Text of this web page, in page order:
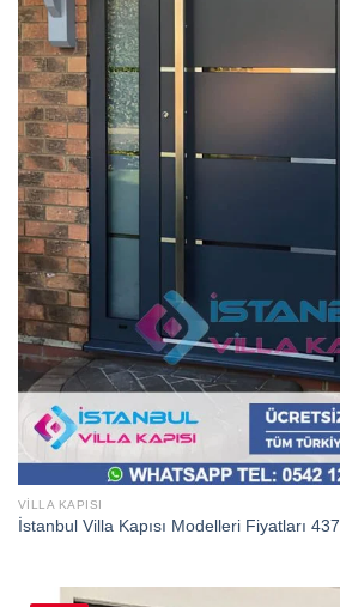
VILLA KAPISI
İstanbul Villa Kapısı Modelleri Fiyatları 437